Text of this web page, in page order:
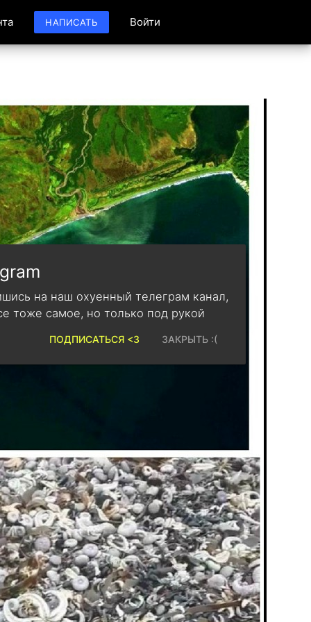
НАПИСАТЬ Войти
на наш охуенный телеграм канал,
тоже самое, но только под рукой
ЗАКРЫТЬ :(
ПОДПИСАТЬСЯ <3